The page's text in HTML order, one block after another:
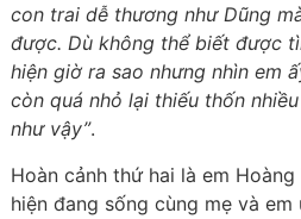
con trai dễ thương như Dũng
được. Dù không thể biết được
hiện giờ ra sao nhưng nhìn em
còn quá nhỏ lại thiếu thốn
như vậy”.
Hoàn cảnh thứ hai là em
hiện đang sống cùng mẹ và